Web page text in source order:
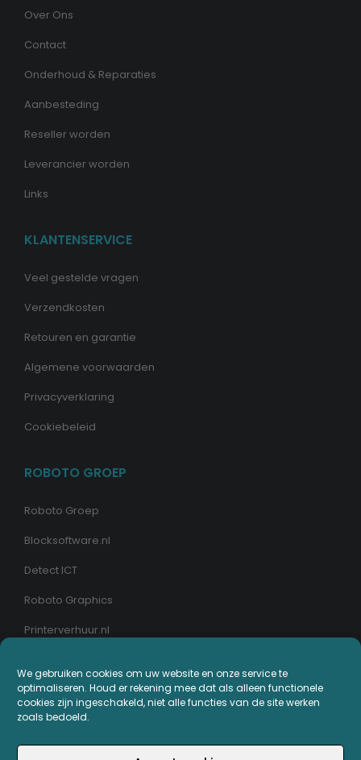
We gebruiken cookies om uw website en onze service te
optimaliseren. Houd er rekening mee dat als alleen functionele
cookies zijn ingeschakeld, niet alle functies van de site werken
zoals bedoeld.
Over Ons
Contact
Onderhoud & Reparaties
Aanbesteding
Reseller worden
Leverancier worden
Links
KLANTENSERVICE
Veel gestelde vragen
Verzendkosten
Retouren en garantie
Algemene voorwaarden
Privacyverklaring
Cookiebeleid
ROBOTO GROEP
Roboto Groep
Blocksoftware.nl
Detect ICT
Roboto Graphics
Printerverhuur.nl
MIJN PRINTERPLAZA.NL
Bestellingen
Mijn Printerpunten